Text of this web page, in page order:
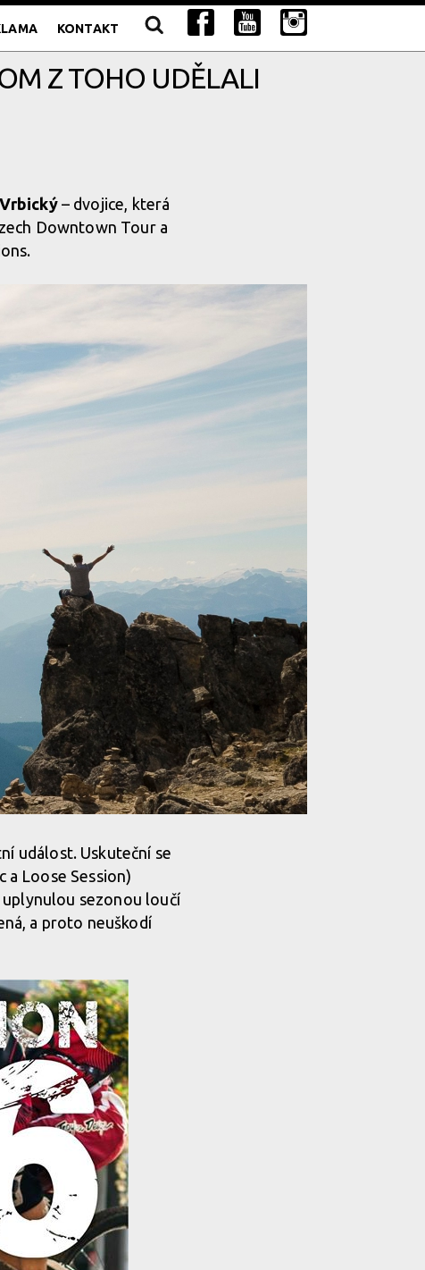
KONTAKT
Z TOHO UDĚLALI
– dvojice, která
Downtown Tour a
událost. Uskuteční se
a Loose Session)
uplynulou sezonou loučí
a proto neuškodí